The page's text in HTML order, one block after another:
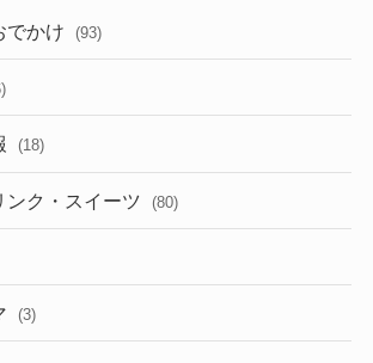
でかけ (93)
(18)
ンク・スイーツ (80)
(3)